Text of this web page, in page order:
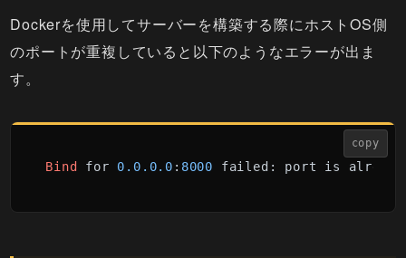
Dockerを使用してサーバーを構築する際にホストOS側
のポートが重複していると以下のようなエラーが出ま
す。
copy
Bind for 0.0 .0.0 : 8000 failed: port is